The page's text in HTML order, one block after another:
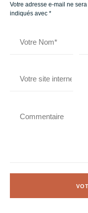
Votre adresse e-mail ne sera
indiqués avec *